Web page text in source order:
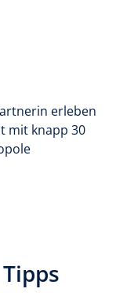
erleben
mit knapp 30